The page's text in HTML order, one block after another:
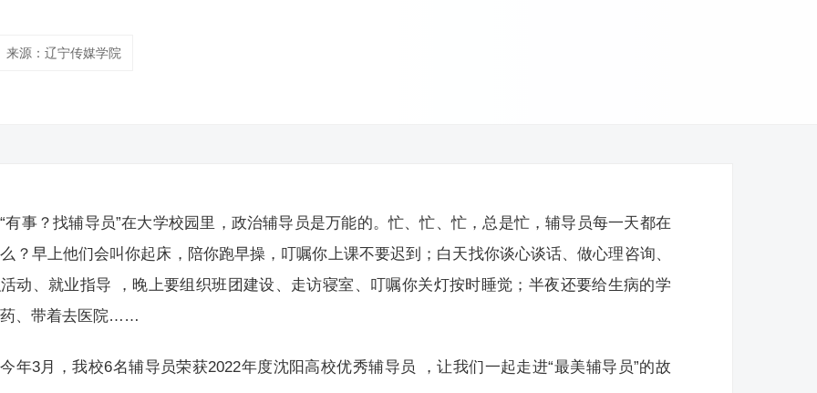
来源：辽宁传媒学院
“有事？找辅导员”在大学校园里，政治辅导员是万能的。忙、忙、忙，总是忙，辅导员每一天都在
？早上他们会叫你起床，陪你跑早操，叮嘱你上课不要迟到；白天找你谈心谈话、做心理咨询、
动、就业指导 ，晚上要组织班团建设、走访寝室、叮嘱你关灯按时睡觉；半夜还要给生病的学
、带着去医院……
今年3月，我校6名辅导员荣获2022年度沈阳高校优秀辅导员 ，让我们一起走进“最美辅导员”的故